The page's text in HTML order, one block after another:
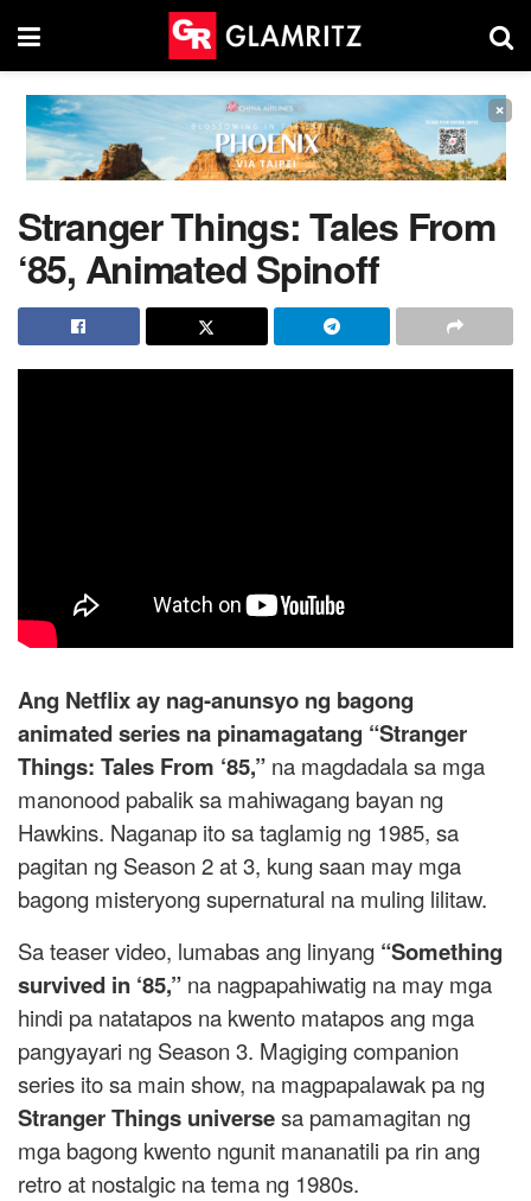
×
Stranger Things: Tales From
‘85, Animated Spinoff
Ang Netflix ay nag-anunsyo ng bagong
animated series na pinamagatang “Stranger
Things: Tales From ‘85,” na magdadala sa mga
manonood pabalik sa mahiwagang bayan ng
Hawkins. Naganap ito sa taglamig ng 1985, sa
pagitan ng Season 2 at 3, kung saan may mga
bagong misteryong supernatural na muling lilitaw.
Sa teaser video, lumabas ang linyang “Something
survived in ‘85,” na nagpapahiwatig na may mga
hindi pa natatapos na kwento matapos ang mga
pangyayari ng Season 3. Magiging companion
series ito sa main show, na magpapalawak pa ng
Stranger Things universesa pamamagitan ng
mga bagong kwento ngunit mananatili pa rin ang
retro at nostalgic na tema ng 1980s.